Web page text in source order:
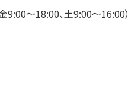
9:00～18:00、土9:00～16:00）